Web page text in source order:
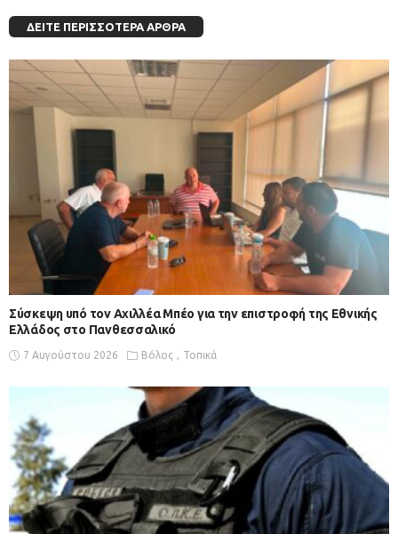
ΔΕΊΤΕ ΠΕΡΙΣΣΌΤΕΡΑ ΆΡΘΡΑ
Σύσκεψη υπό τον Αχιλλέα Μπέο για την επιστροφή της Εθνικής
Ελλάδος στο Πανθεσσαλικό
7 Αυγούστου 2026 Βόλος Τοπικά